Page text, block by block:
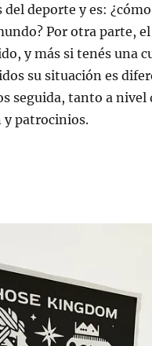
deporte y es:
Por otra parte, el
y más si tenés una
su situación es
seguida, tanto a nivel
y patrocinios.